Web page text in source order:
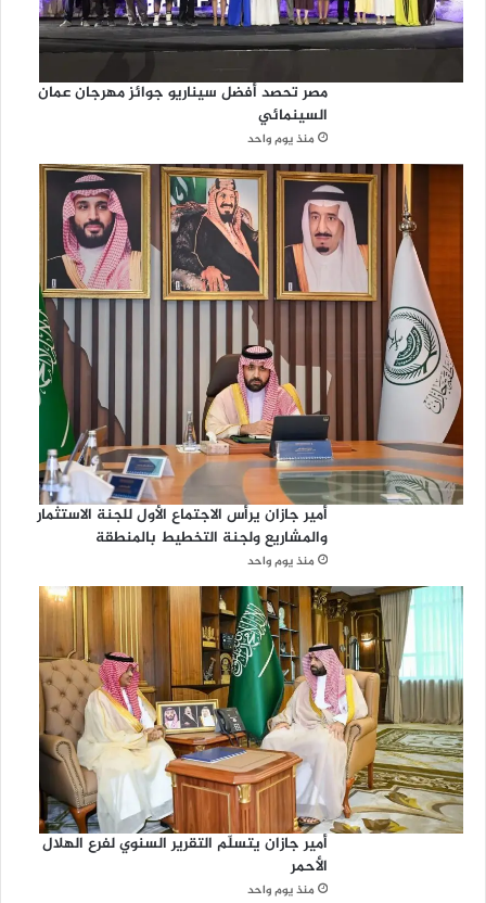
مصر تحصد أفضل سيناريو جوائز مهرجان عمان
السينمائي
منذ يوم واحد
أمير جازان يرأس الاجتماع الأول للجنة الاستثمار
والمشاريع ولجنة التخطيط بالمنطقة
منذ يوم واحد
أمير جازان يتسلّم التقرير السنوي لفرع الهلال
الأحمر
منذ يوم واحد